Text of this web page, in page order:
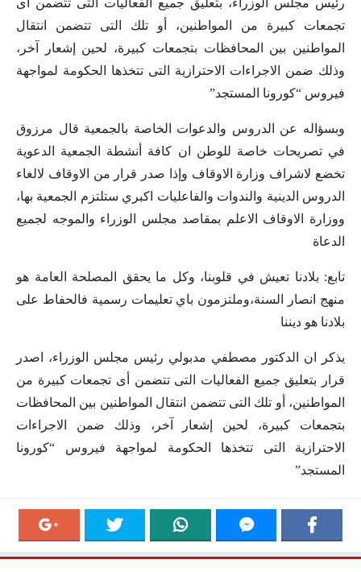
رئيس مجلس الوزراء، بتعليق جميع الفعاليات التى تتضمن أى
تجمعات كبيرة من المواطنين، أو تلك التى تتضمن انتقال
المواطنين بين المحافظات بتجمعات كبيرة، لحين إشعار آخر،
وذلك ضمن الاجراءات الاحترازية التى تتخذها الحكومة لمواجهة
فيروس “كورونا المستجد”
وبسؤاله عن الدروس والدعوات الخاصة بالجمعية قال مرزوق
في تصريحات خاصة للوطن ان كافة أنشطة الجمعية الدعوية
تخضع لاشراف وزارة الاوقاف وإذا صدر قرار من الاوقاف لالغاء
الدروس الدينية والندوات والفاعليات اكبري ستلتزم الجمعية بها،
ووزارة الاوقاف الاعلم بمقاصد مجلس الوزراء والموجه لجميع
الدعاة
تابع: بلادنا تعيش في قلوبنا، وكل ما يحقق المصلحة العامة هو
منهج انصار السنة،وملتزمون باي تعليمات رسمية فالحفاط على
بلادنا هو ديننا
يذكر ان الدكتور مصطفي مدبولي رئيس مجلس الوزراء، اصدر
قرار بتعليق جميع الفعاليات التى تتضمن أى تجمعات كبيرة من
المواطنين، أو تلك التى تتضمن انتقال المواطنين بين المحافظات
بتجمعات كبيرة، لحين إشعار آخر، وذلك ضمن الاجراءات
الاحترازية التى تتخذها الحكومة لمواجهة فيروس “كورونا
المستجد”